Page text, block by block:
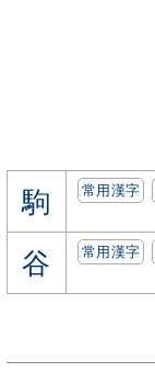
駒 常用漢字
谷 常用漢字